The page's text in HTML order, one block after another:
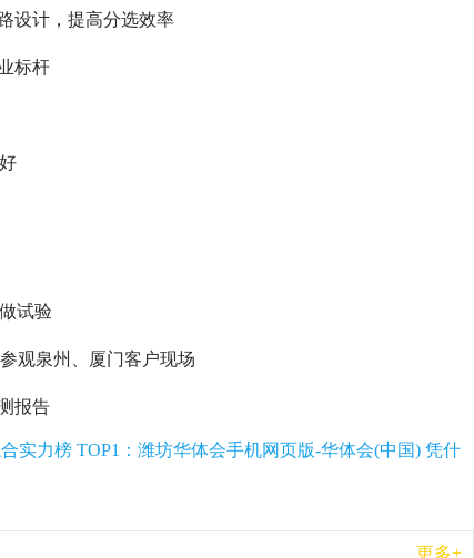
设计，提高分选效率
标杆
试验
观泉州、厦门客户现场
报告
实力榜 TOP1：潍坊华体会手机网页版-华体会(中国) 凭什
更多+